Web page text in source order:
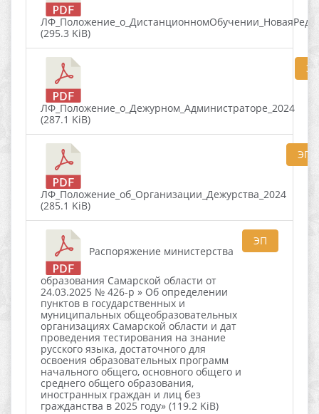
(295.3 KiB)
ЛФ_Положение_о_Дежурном_Администраторе_2024
(287.1 KiB)
ЭП
ЛФ_Положение_об_Организации_Дежурства_2024
(285.1 KiB)
ЭП
Распоряжение министерства
образования Самарской области от
24.03.2025 № 426-р » Об определении
пунктов в государственных и
муниципальных общеобразовательных
организациях Самарской области и дат
проведения тестирования на знание
русского языка, достаточного для
освоения образовательных программ
начального общего, основного общего и
среднего общего образования,
иностранных граждан и лиц без
гражданства в 2025 году» (119.2 KiB)
ЭП